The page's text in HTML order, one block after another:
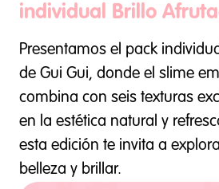
individual Brillo
Presentamos el pack
de Gui Gui, donde el slime
combina con seis texturas
en la estética natural y
esta edición te invita a
belleza y brillar.